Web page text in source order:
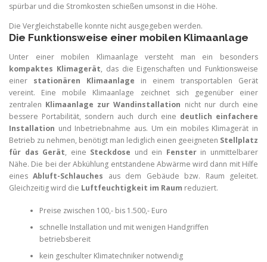
spürbar und die Stromkosten schießen umsonst in die Höhe.
Die Vergleichstabelle konnte nicht ausgegeben werden.
Die Funktionsweise einer mobilen Klimaanlage
Unter einer mobilen Klimaanlage versteht man ein besonders
kompaktes Klimagerät, das die Eigenschaften und Funktionsweise
einer stationären Klimaanlage in einem transportablen Gerät
vereint. Eine mobile Klimaanlage zeichnet sich gegenüber einer
zentralen Klimaanlage zur Wandinstallation nicht nur durch eine
bessere Portabilität, sondern auch durch eine deutlich einfachere
Installation und Inbetriebnahme aus. Um ein mobiles Klimagerät in
Betrieb zu nehmen, benötigt man lediglich einen geeigneten Stellplatz
für das Gerät, eine Steckdose und ein Fensterin unmittelbarer
Nähe. Die bei der Abkühlung entstandene Abwärme wird dann mit Hilfe
einesAbluft-Schlauches aus dem Gebäude bzw. Raum geleitet.
Gleichzeitig wird die Luftfeuchtigkeit im Raum reduziert.
Preise zwischen 100,- bis 1.500,- Euro
schnelle Installation und mit wenigen Handgriffen
betriebsbereit
kein geschulter Klimatechniker notwendig